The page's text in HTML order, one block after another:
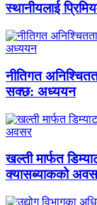
स्थानीयलाई
नीतिगत
सक्छ: अध्ययन
खल्ती मार्फत
क्यासब्याकको